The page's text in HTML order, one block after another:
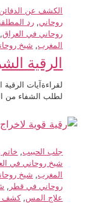
الكشف عن الدفائن
روحاني, رد المطلقة
روحاني في العراق,
المغرب, شيخ
الرقية
لقراءةآيات الرقية
لطلب الشفاء من
جلب الحبيب, خاتم
شيخ روحاني في
المغرب, شيخ
روحاني في قطر,
علاج المس, كشف